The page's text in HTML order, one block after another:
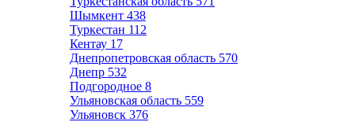
Шымкент 438
Туркестан 112
Кентау 17
Днепропетровская область 570
Днепр 532
Подгородное 8
Ульяновская область 559
Ульяновск 376